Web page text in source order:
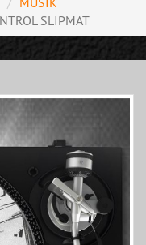
SLIPMAT